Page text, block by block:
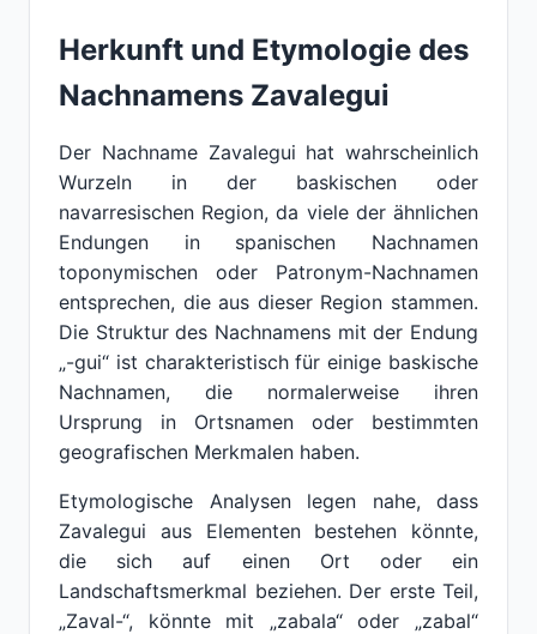
Herkunft und Etymologie des
Nachnamens Zavalegui
Der Nachname Zavalegui hat wahrscheinlich
Wurzeln in der baskischen oder
navarresischen Region, da viele der ähnlichen
Endungen in spanischen Nachnamen
toponymischen oder Patronym-Nachnamen
entsprechen, die aus dieser Region stammen.
Die Struktur des Nachnamens mit der Endung
„-gui“ ist charakteristisch für einige baskische
Nachnamen, die normalerweise ihren
Ursprung in Ortsnamen oder bestimmten
geografischen Merkmalen haben.
Etymologische Analysen legen nahe, dass
Zavalegui aus Elementen bestehen könnte,
die sich auf einen Ort oder ein
Landschaftsmerkmal beziehen. Der erste Teil,
„Zaval-“, könnte mit „zabala“ oder „zabal“